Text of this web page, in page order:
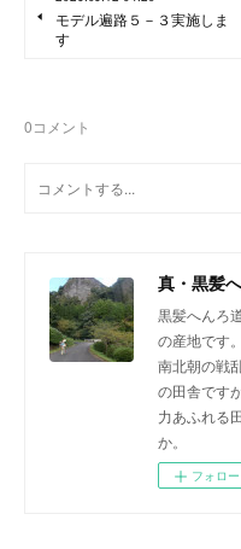
モデル遍路５－３実施しま
す
0コメント
真・黒髪
黒髪へんろ
の産地です
南北朝の戦
の田舎です
力あふれる
か。
フォロー